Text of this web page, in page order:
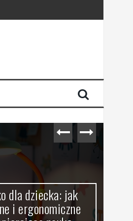
dla dziecka: jak
i ergonomiczne